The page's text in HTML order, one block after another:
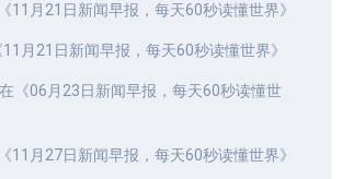
11月21日新闻早报，每天60秒读懂世界》
11月21日新闻早报，每天60秒读懂世界》
《06月23日新闻早报，每天60秒读懂世
11月27日新闻早报，每天60秒读懂世界》